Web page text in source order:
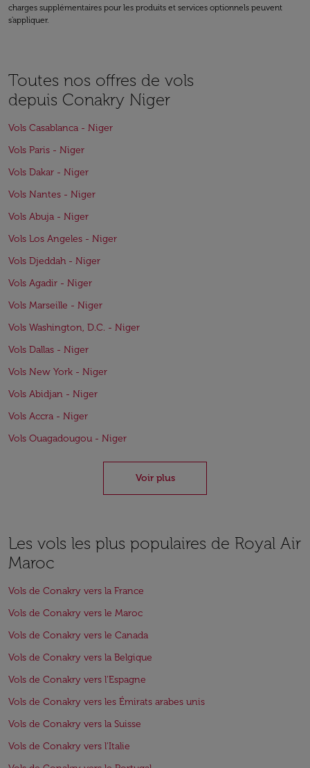
charges supplémentaires pour les produits et services optionnels peuvent
s'appliquer.
Toutes nos offres de vols
depuis Conakry Niger
Vols Casablanca - Niger
Vols Paris - Niger
Vols Dakar - Niger
Vols Nantes - Niger
Vols Abuja - Niger
Vols Los Angeles - Niger
Vols Djeddah - Niger
Vols Agadir - Niger
Vols Marseille - Niger
Vols Washington, D.C. - Niger
Vols Dallas - Niger
Vols New York - Niger
Vols Abidjan - Niger
Vols Accra - Niger
Vols Ouagadougou - Niger
Voir plus
Les vols les plus populaires de Royal Air
Maroc
Vols de Conakry vers la France
Vols de Conakry vers le Maroc
Vols de Conakry vers le Canada
Vols de Conakry vers la Belgique
Vols de Conakry vers l'Espagne
Vols de Conakry vers les Émirats arabes unis
Vols de Conakry vers la Suisse
Vols de Conakry vers l'Italie